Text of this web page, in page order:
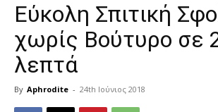
Εύκολη Σπιτική
χωρίς Βούτυρο σε
λεπτά
By Aphrodite - 24th Ιούνιος 2018